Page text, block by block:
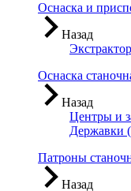
Оснаска и
Назад
Оснаска
Назад
Центры и
Державки
Патроны
Назад